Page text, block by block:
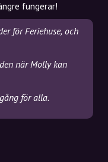
fungerar!
för Feriehuse, och
när Molly kan
för alla.